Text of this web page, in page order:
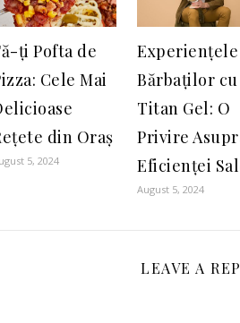
ți Pofta de
Cele Mai
din Oraș
5, 2024
Experiențele
Bărbaților cu
Titan Gel: O
Privire
Eficienței
August 5, 2024
LEAVE A